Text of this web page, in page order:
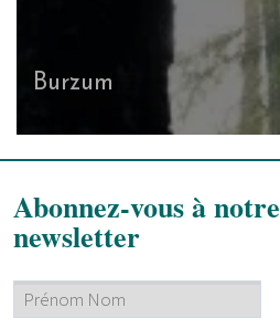
Burzum
Abonnez-vous à notre
newsletter